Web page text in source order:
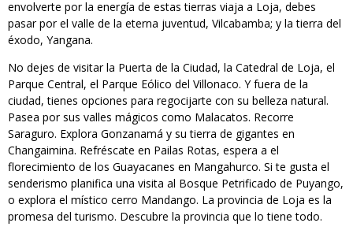
envolverte por la energía de estas tierras viaja a Loja, debes
pasar por el valle de la eterna juventud, Vilcabamba; y la tierra del
éxodo, Yangana.
No dejes de visitar la Puerta de la Ciudad, la Catedral de Loja, el
Parque Central, el Parque Eólico del Villonaco. Y fuera de la
ciudad, tienes opciones para regocijarte con su belleza natural.
Pasea por sus valles mágicos como Malacatos. Recorre
Saraguro. Explora Gonzanamá y su tierra de gigantes en
Changaimina. Refréscate en Pailas Rotas, espera a el
florecimiento de los Guayacanes en Mangahurco. Si te gusta el
senderismo planifica una visita al Bosque Petrificado de Puyango,
o explora el místico cerro Mandango. La provincia de Loja es la
promesa del turismo. Descubre la provincia que lo tiene todo.